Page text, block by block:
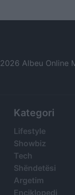
2026 Albeu Online
Kategori
Lifestyle
Showbiz
Tech
Shëndetësi
Argetim
Enciklopedi